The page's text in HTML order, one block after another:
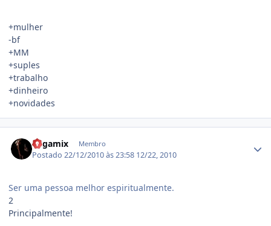
+mulher
-bf
+MM
+suples
+trabalho
+dinheiro
+novidades
Ragamix Membro
Postado22/12/2010 às 23:58 12/22, 2010
Ser uma pessoa melhor espiritualmente.
2
Principalmente!